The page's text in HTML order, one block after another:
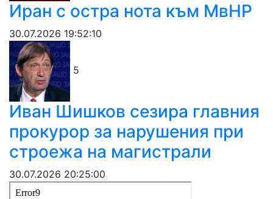
Иран с остра нота към МвНР
30.07.2026 19:52:10
5
Иван Шишков сезира главния
прокурор за нарушения при
строежа на магистрали
30.07.2026 20:25:00